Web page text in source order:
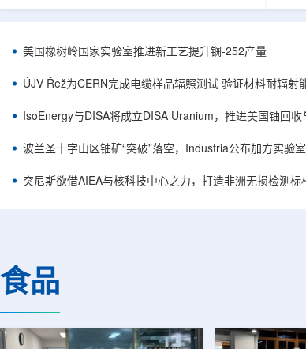
并为公司在核能领域的后续增长提供空间和基础
尔德帕克里奇路120号，占地约14.1087万平方英
尺。工厂建成后，将整合目前分布在康涅狄格州
丹伯里和贝瑟尔三个地点的业务。该设施预计于
2027年初投入使用，若最终设计和租户装修工...
与
美国橡树岭国家实验室推进新工艺提升锎-252产量
ÚJV Řež为CERN完成电缆样品辐照测试 验证材料耐辐射
IsoEnergy与DISA将成立DISA Uranium，推进美国铀回收
波兰圣十字山区铀矿“突破”落空，Industria公布加方实验
突尼斯欲借AIEA与核科技中心之力，打造非洲无损检测标
食品